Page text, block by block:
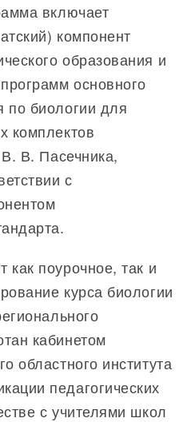
включает
компонент
образования и
основного
по биологии для
комплектов
В. Пасечника,
с
поурочное, так и
курса биологии
кабинетом
областного института
педагогических
с учителями школ